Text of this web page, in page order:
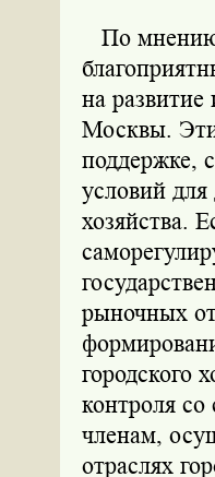
По мнению
на развитие
Москвы. Эти
поддержке,
условий для
хозяйства.
рыночных
городского
контроля
членам,
отраслях